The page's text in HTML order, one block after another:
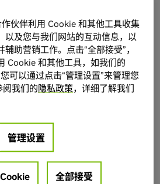
详情
收藏 添加到列表
for a
Future in
伙伴利用 Cookie 和其他工具收集
以及您与我们网站的互动信息，以
助营销工作。点击“全部接受”，
Cookie 和其他工具，如我们的
可以通过点击“管理设置”来管理您
阅我们的隐私政策，详细了解我们
管理设置
全部接受